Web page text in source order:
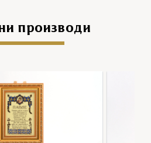
производи